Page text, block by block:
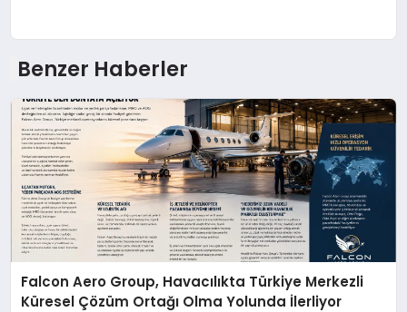
Benzer Haberler
Falcon Aero Group, Havacılıkta Türkiye Merkezli
Küresel Çözüm Ortağı Olma Yolunda İlerliyor